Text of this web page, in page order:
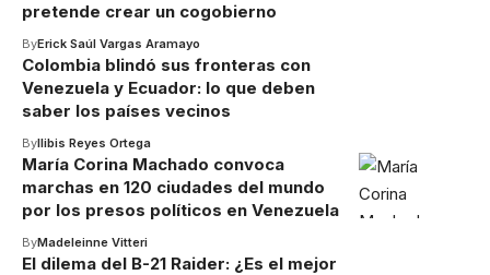
pretende crear un cogobierno
ByErick Saúl Vargas Aramayo
Colombia blindó sus fronteras con
Venezuela y Ecuador: lo que deben
saber los países vecinos
ByIlibis Reyes Ortega
María Corina Machado convoca
marchas en 120 ciudades del mundo
por los presos políticos en Venezuela
ByMadeleinne Vitteri
El dilema del B-21 Raider: ¿Es el mejor